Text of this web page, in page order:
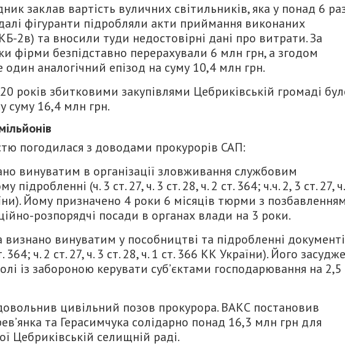
заклав вартість вуличних світильників, яка у понад 6
фігуранти підробляли акти приймання виконаних
2в) та вносили туди недостовірні дані про витрати. За
фірми безпідставно перерахували 6 млн грн, а згодом
аналогічний епізод на суму 10,4 млн грн.
років збитковими закупівлями Цебриківській громаді
суму 16,4 млн грн.
погодилася з доводами прокурорів САП:
винуватим в організації зловживання службовим
(ч. 3 ст. 27, ч. 3 ст. 28, ч. 2 ст. 364; ч.ч. 2, 3 ст. 27,
Йому призначено 4 роки 6 місяців тюрми з
розпорядчі посади в органах влади на 3 роки.
винуватим у пособництві та підробленні
364; ч. 2 ст. 27, ч. 3 ст. 28, ч. 1 ст. 366 КК України). Його
із забороною керувати суб’єктами господарювання на 2,5
цивільний позов прокурора. ВАКС постановив
та Герасимчука солідарно понад 16,3 млн грн для
Цебриківській селищній раді.